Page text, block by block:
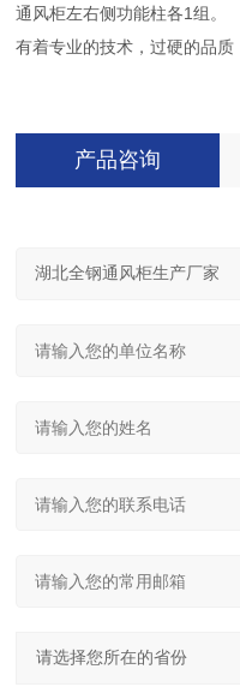
通风柜左右侧功能柱各1组。
有着专业的技术，过硬的品质
产品咨询